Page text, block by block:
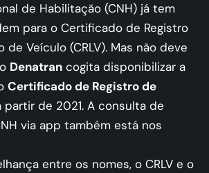
de Habilitação (CNH) já tem
para o Certificado de Registro
Veículo (CRLV). Mas não deve
Denatran cogita disponibilizar a
Certificado de Registro de
partir de 2021. A consulta de
via app também está nos
entre os nomes, o CRLV e o